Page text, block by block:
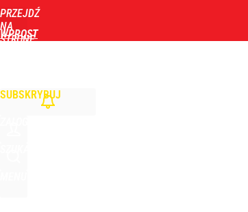
PRZEJDŹ
NA
STRONĘ
WPROST
SUBSKRYBUJ
dodaj